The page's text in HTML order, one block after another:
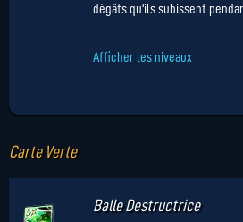
dégâts qu'ils subissent
Afficher les niveaux
Carte Verte
Balle Destructrice